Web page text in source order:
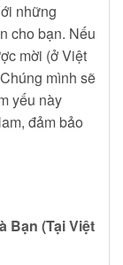
những
cho bạn. Nếu
mời (ở Việt
mình sẽ
yếu này
đảm bảo
Bạn (Tại Việt